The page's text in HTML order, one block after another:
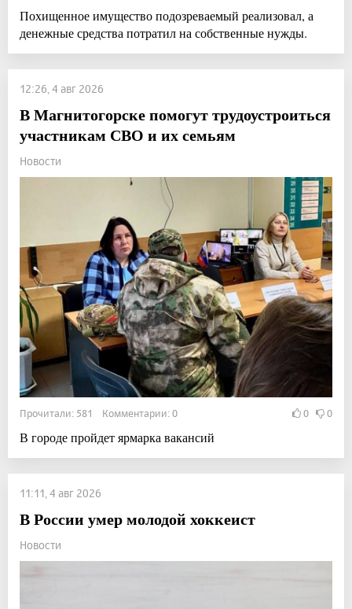
Похищенное имущество подозреваемый реализовал, а
денежные средства потратил на собственные нужды.
12:26, 4 авг 2026
В Магнитогорске помогут трудоустроиться
участникам СВО и их семьям
Новости
Прочитали: 581 Комментарии: 0 0 0
В городе пройдет ярмарка вакансий
11:11, 4 авг 2026
В России умер молодой хоккеист
Новости